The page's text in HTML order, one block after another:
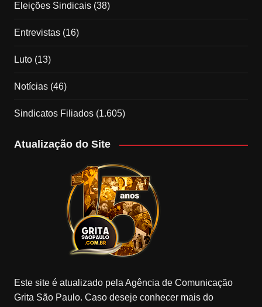
Eleições Sindicais(38)
Entrevistas(16)
Luto(13)
Notícias(46)
Sindicatos Filiados(1.605)
Atualização do Site
Este site é atualizado pela Agência de Comunicação
Grita São Paulo. Caso deseje conhecer mais do